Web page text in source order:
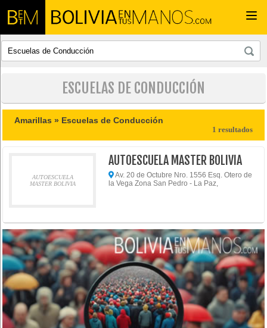
ESCUELAS DE CONDUCCIÓN
Amarillas » Escuelas de Conducción
1 resultados
AUTOESCUELA
MASTER BOLIVIA
AUTOESCUELA MASTER BOLIVIA
Av. 20 de Octubre Nro. 1556 Esq. Otero de
la Vega Zona San Pedro - La Paz,